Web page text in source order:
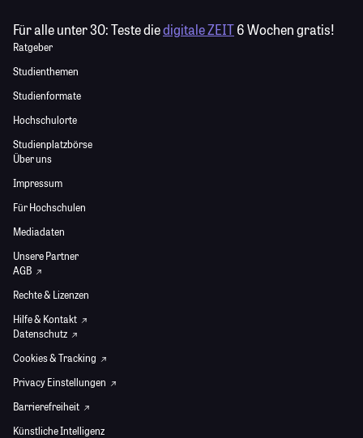
Für alle unter 30:Teste diedigitale ZEIT6 Wochen gratis!
Ratgeber
Studienthemen
Studienformate
Hochschulorte
Studienplatzbörse
Über uns
Impressum
Für Hochschulen
Mediadaten
Unsere Partner
AGB
Rechte & Lizenzen
Hilfe & Kontakt
Datenschutz
Cookies & Tracking
Privacy Einstellungen
Barrierefreiheit
Künstliche Intelligenz